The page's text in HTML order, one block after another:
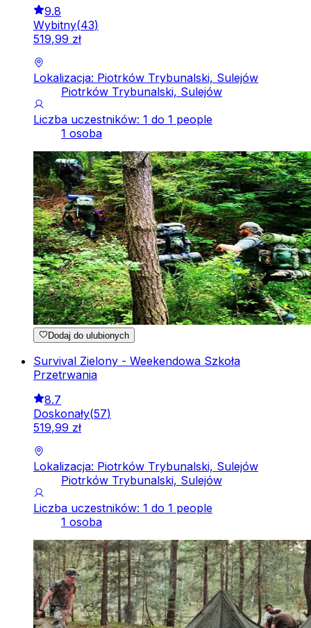
9.8
Wybitny(43)
519,99 zł
Lokalizacja: Piotrków Trybunalski, Sulejów
Piotrków Trybunalski, Sulejów
Liczba uczestników: 1 do 1 people
1 osoba
Dodaj do ulubionych
Survival Zielony - Weekendowa Szkoła
Przetrwania
8.7
Doskonały(57)
519,99 zł
Lokalizacja: Piotrków Trybunalski, Sulejów
Piotrków Trybunalski, Sulejów
Liczba uczestników: 1 do 1 people
1 osoba